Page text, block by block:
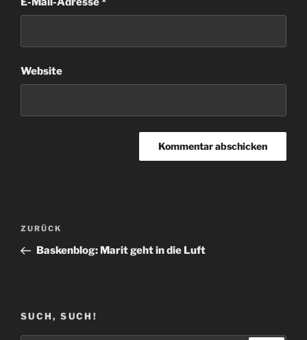
Website
Beitragsnavigation
Vorheriger
Beitrag
ZURÜCK
Baskenblog: Marit geht in die Luft
SUCH, SUCH!